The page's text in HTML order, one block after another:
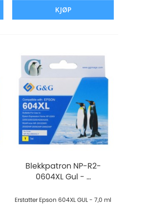
KJØP
Blekkpatron NP-R2-
0604XL Gul - ...
Erstatter Epson 604XL GUL - 7,0 ml